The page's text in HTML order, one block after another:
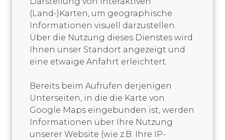
(Land-)Karten, um geographische
Informationen visuell darzustellen.
Über die Nutzung dieses Dienstes wird
Ihnen unser Standort angezeigt und
eine etwaige Anfahrt erleichtert.
Bereits beim Aufrufen derjenigen
Unterseiten, in die die Karte von
Google Maps eingebunden ist, werden
Informationen über Ihre Nutzung
unserer Website (wie z.B. Ihre IP-